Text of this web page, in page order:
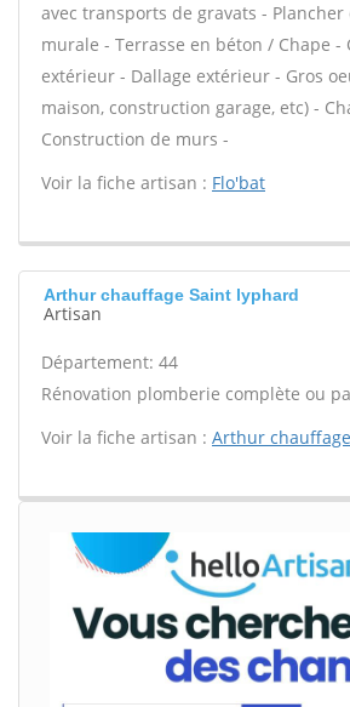
avec transports de gravats - Plancher
murale - Terrasse en béton / Chape -
extérieur - Dallage extérieur - Gros
maison, construction garage, etc) -
Construction de murs -
Voir la fiche artisan : Flo'bat
Arthur chauffage Saint lyphard
Artisan
Département: 44
Rénovation plomberie complète ou
Voir la fiche artisan : Arthur chauffage